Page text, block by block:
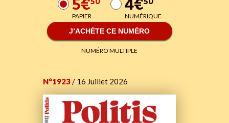
PAPIER NUMÉRIQUE
J’ACHÈTE CE NUMÉRO
NUMÉRO MULTIPLE
N°1923/ 16 Juillet 2026